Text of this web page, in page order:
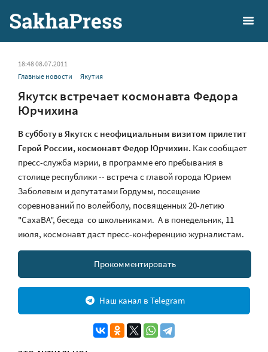
18:48 08.07.2011
Главные новости
Якутия
Якутск встречает космонавта Федора
Юрчихина
В субботу в Якутск с неофициальным визитом прилетит
Герой России, космонавт Федор Юрчихин. Как сообщает
пресс-служба мэрии, в программе его пребывания в
столице республики -- встреча с главой города Юрием
Заболевым и депутатами Гордумы, посещение
соревнований по волейболу, посвященных 20-летию
"СахаВА", беседа со школьниками. А в понедельник, 11
июля, космонавт даст пресс-конференцию журналистам.
Прокомментировать
Наш канал в Telegram